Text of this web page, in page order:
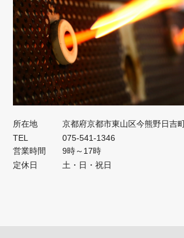
所在地
京都府京都市東山区今熊野日吉
TEL
075-541-1346
営業時間
9時～17時
定休日
土・日・祝日